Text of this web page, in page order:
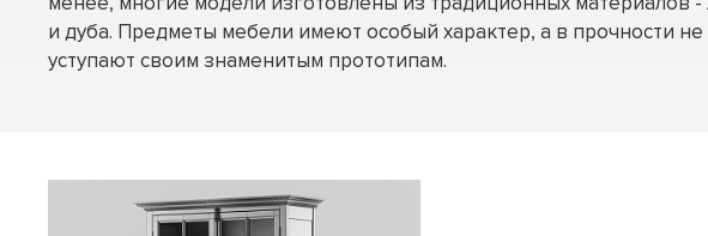
и дуба. Предметы мебели имеют особый характер, а в прочности не
уступают своим знаменитым прототипам.